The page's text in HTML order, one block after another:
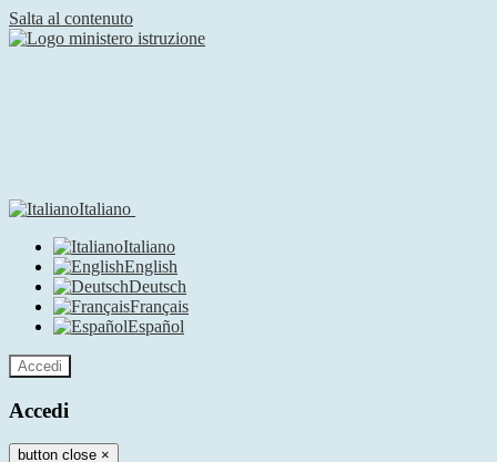
Salta al contenuto
Italiano
Italiano
English
Deutsch
Français
Español
Accedi
Accedi
button close ×